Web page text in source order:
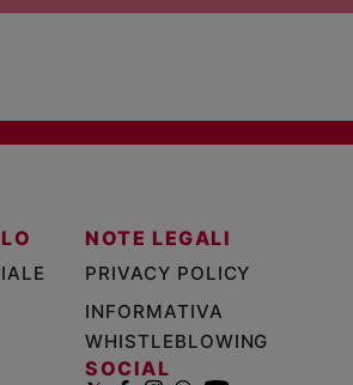
NOTE LEGALI
PRIVACY POLICY
INFORMATIVA
WHISTLEBLOWING
SOCIAL